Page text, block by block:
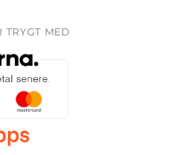
TRYGT MED